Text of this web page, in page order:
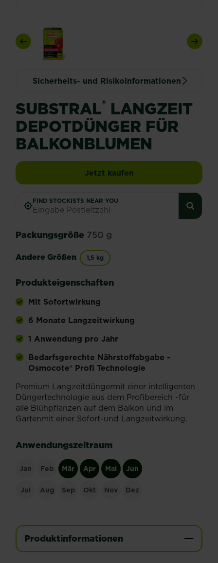
Previous Next
Sicherheits- und Risikoinformationen
SUBSTRAL® LANGZEIT
DEPOTDÜNGER FÜR
BALKONBLUMEN
Jetzt kaufenSUBSTRAL®
FIND STOCKISTS NEAR YOU
Packungsgröße 750 g
Andere Größen 1,5 kg
Produkteigenschaften
Mit Sofortwirkung
6 Monate Langzeitwirkung
1 Anwendung pro Jahr
Bedarfsgerechte Nährstoffabgabe -
Osmocote® Profi Technologie
Premium Langzeitdüngermit einer intelligenten
Düngertechnologie aus dem Profibereich -für
alle Blühpflanzen auf dem Balkon und im
Gartenmit einer Sofort-und Langzeitwirkung.
Anwendungszeitraum
Jan Feb Mär Apr Mai Jun
Jul Aug Sep Okt Nov Dez
Produktinformationen